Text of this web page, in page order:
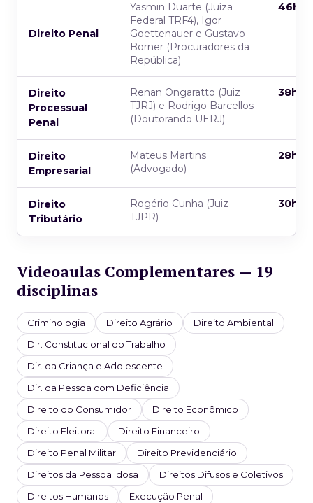
Direito Penal
Yasmin Duarte (Juíza
Federal TRF4), Igor
Goettenauer e Gustavo
Borner (Procuradores da
República)
46h
Direito
Processual
Penal
Renan Ongaratto (Juiz
TJRJ) e Rodrigo Barcellos
(Doutorando UERJ)
38h
Direito
Empresarial
Mateus Martins
(Advogado)
28h
Direito
Tributário
Rogério Cunha (Juiz
TJPR)
30h
Videoaulas Complementares — 19
disciplinas
Criminologia Direito Agrário
Direito Ambiental
Dir. Constitucional do Trabalho
Dir. da Criança e Adolescente
Dir. da Pessoa com Deficiência
Direito do Consumidor
Direito Econômico
Direito Eleitoral
Direito Financeiro
Direito Penal Militar
Direito Previdenciário
Direitos da Pessoa Idosa
Direitos Difusos e Coletivos
Direitos Humanos
Execução Penal